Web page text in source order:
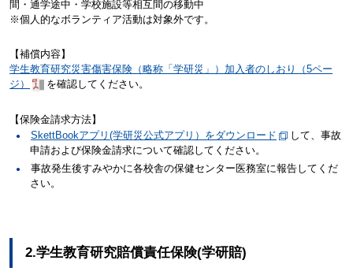
間・通学途中・学校施設等相互間の移動中
※個人的なボランティア活動は対象外です。
【補償内容】
学生教育研究災害傷害保険（略称「学研災」）加入者のしおり（5ペー
ジ）
を確認してください。
【保険金請求方法】
SkettBookアプリ(学研災公式アプリ）をダウンロード
して、事故
申請および保険金請求について確認してください。
事故発生後すみやかに各校舎の保健センター医務室に報告してくだ
さい。
2.学生教育研究賠償責任保険(学研賠)